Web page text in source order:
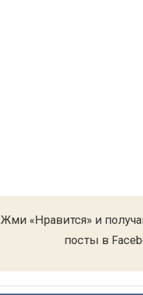
Жми «Нравится» и
посты в